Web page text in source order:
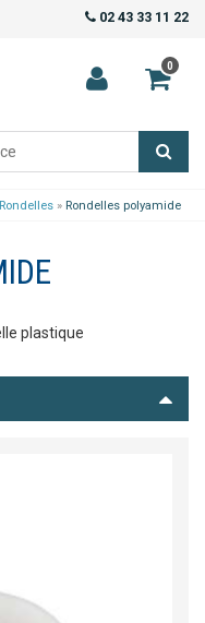
02 43 33 11 22
0
Rondelles » Rondelles polyamide
plastique